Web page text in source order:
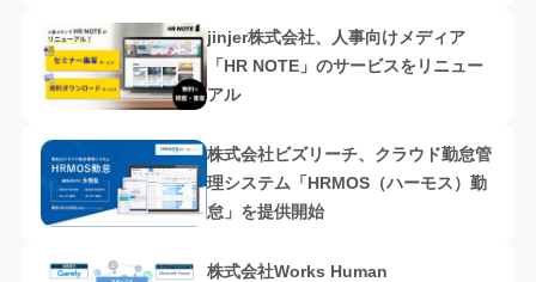
jinjer株式会社、人事向けメディア
「HR NOTE」のサービスをリニュー
アル
株式会社ビズリーチ、クラウド勤怠管
理システム「HRMOS（ハーモス）勤
怠」を提供開始
株式会社Works Human